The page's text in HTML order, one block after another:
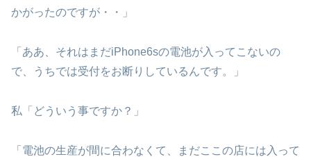
かがったのですが・・」
「ああ、それはまだiPhone6sの電池が入ってこないの
で、うちでは受付をお断りしているんです。」
私「どういう事ですか？」
「電池の生産が間に合わなくて、まだここの店には入って